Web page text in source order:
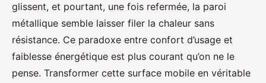
glissent, et pourtant, une fois refermée, la paroi
métallique semble laisser filer la chaleur sans
résistance. Ce paradoxe entre confort d’usage et
faiblesse énergétique est plus courant qu’on ne le
pense. Transformer cette surface mobile en véritable